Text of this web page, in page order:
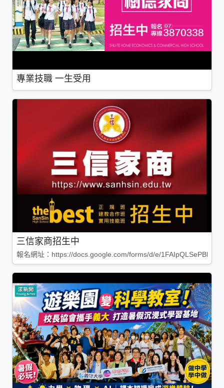
專業技職 一生受用
三信家商招生中
報名網址：https://docs.google.com/forms/d/e/